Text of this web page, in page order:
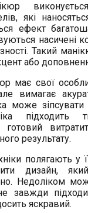
які
ефект
насичені
Такий
або
має свої
вимагає
може
підходить
готовий
результату.
полягають у
дизайн,
Недоліком
завжди
яскравий.